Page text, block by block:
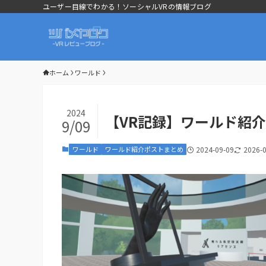
ユーザー目線でわかる！ソーシャルVRの情報ブログ
ホーム ワールド
【VR記録】ワールド
2024
9/09
ワールド ワールド紹介ポストまとめ 2024-09-09 2026-